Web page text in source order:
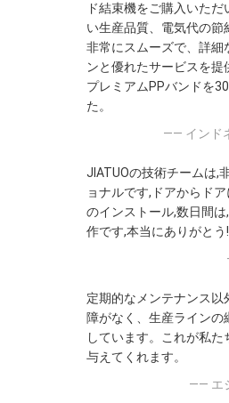
ド結束機をご購入いた
い生産品質、電気代の節
非常にスムーズで、詳細
ンと優れたサービスを提
プレミアムPPバンドを
た。
—— インド
JIATUOの技術チームは,
ョナルです,ドアからド
のインストール,数日間
作です,本当にありがとう!
定期的なメンテナンス以
障がなく、生産ラインの
しています。これが私
与えてくれます。
—— エ